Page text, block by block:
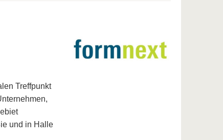
Treffpunkt
und in Halle